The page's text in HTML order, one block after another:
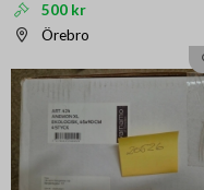
500 kr
Örebro